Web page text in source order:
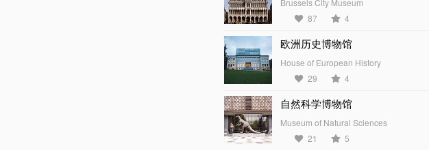
Brussels City Museum
87
4
欧洲历史博物馆
House of European History
29
4
自然科学博物馆
Museum of Natural Sciences
21
5